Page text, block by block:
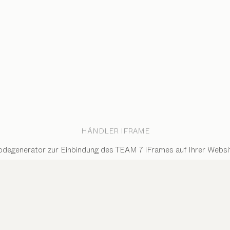
HÄNDLER IFRAME
zur Einbindung des TEAM 7 iFrames auf Ihrer